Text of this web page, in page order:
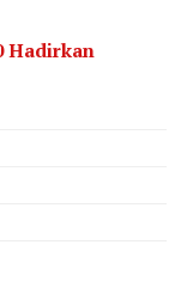
Hadirkan